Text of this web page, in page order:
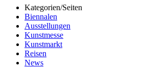
Kategorien/Seiten
Biennalen
Ausstellungen
Kunstmesse
Kunstmarkt
Reisen
News